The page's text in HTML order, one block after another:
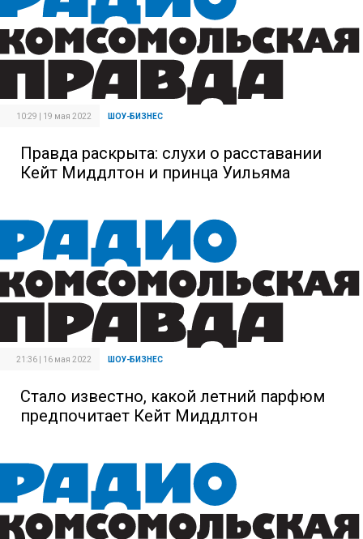
10:29 | 19 мая 2022 ШОУ-БИЗНЕС
Правда раскрыта: слухи о расставании
Кейт Миддлтон и принца Уильяма
21:36 | 16 мая 2022 ШОУ-БИЗНЕС
Стало известно, какой летний парфюм
предпочитает Кейт Миддлтон